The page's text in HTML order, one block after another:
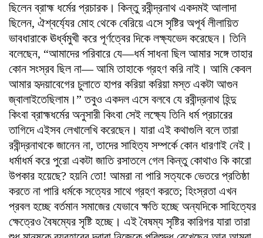
ছিলেন ব্রাহ্ম ধর্মের প্রচারক। কিন্তু রবীন্দ্রনাথ একদমই আলাদা
ছিলেন, ঐশ্বর্য্যের মোহ থেকে বেরিয়ে এসে সৃষ্টির অপূর্ব লীলায়িত
ভাবধারাকে ঊর্ধ্বমুখী করে পূর্ণত্বের দিকে লক্ষ্যভেদ করেছেন। তিনি
বলেছেন, “আমাদের পরিবারে যে—ধর্ম সাধনা ছিল আমার সঙ্গে তাহার
কোন সংস্রব ছিল না— আমি তাহাকে গ্রহণ করি নাই। আমি কেবল
আমার হৃদয়াবেগের চুলাতে হাপর করিয়া করিয়া মস্ত একটা আগুন
জ্বালাইতেছিলাম।” তবুও একদল এসে বলবে যে রবীন্দ্রনাথ হিন্দু
কিংবা ব্রাহ্মধর্মের অনুসারী কিংবা সেই লক্ষ্যে তিনি ধর্ম প্রচারের
তাগিদে এইসব লেখালেখি করেছেন। যারা এই কথাগুলি বলে তারা
রবীন্দ্রনাথকে জানেন না, তাদের সাহিত্য সম্পর্কে কোন ধারণাই নেই।
ধর্মাধর্ম করে পুরো একটা জাতি রসাতলে গেল কিন্তু কোথাও কি কারো
উপকার হয়েছে? হয়নি তো! আমরা না পারি সত্যকে ভেতরে প্রতিষ্ঠা
করতে না পারি ধর্মকে সত্যের সাথে গ্রহণ করতে; হিংস্রতা এখন
প্রবল হচ্ছে বর্তমান সমাজের যেভাবে ক্ষতি হচ্ছে অন্যদিকে সাহিত্যের
ক্ষেত্রেও বৈষম্যের সৃষ্টি হচ্ছে। এই বৈষম্য সৃষ্টির কারিগর যারা তারা